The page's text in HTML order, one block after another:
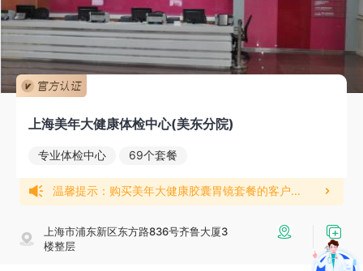
上海美年大健康体检中心(美东分院)
专业体检中心 69个套餐
温馨提示：购买美年大健康胶囊胃镜套餐的客户您好，请关注“康康体检网”公众号，联系在线客服提供家庭住址信息，我们将快递胶囊胃镜的预约卡片，请您收到卡片后通过卡片信息预约门店和体检时间，如未预约到院会被拒检，如有疑问随时咨询客服，感谢您的配合！
上海市浦东新区东方路836号齐鲁大厦3
楼整层
复
制